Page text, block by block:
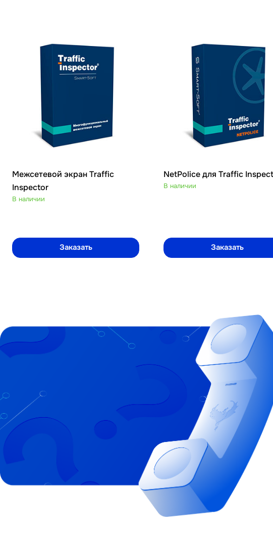
Межсетевой экран Traffic
Inspector
В наличии
Заказать
NetPolice для Traffic
В наличии
Заказать